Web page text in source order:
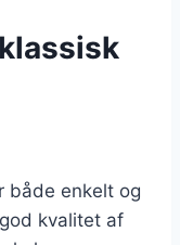
både enkelt og
kvalitet af